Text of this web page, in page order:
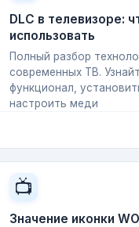
DLC в телевизоре:
использовать
Полный разбор
современных ТВ.
функционал,
настроить меди
📺
Значение иконки